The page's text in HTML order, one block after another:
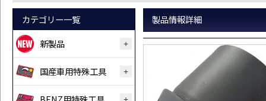
カテゴリー一覧
新製品
国産車用特殊工具
製品情報詳細